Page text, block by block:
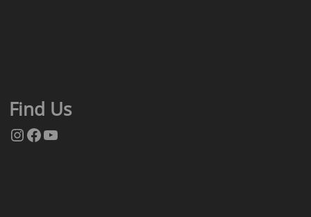
Find Us
Instagram
Facebook
YouTube